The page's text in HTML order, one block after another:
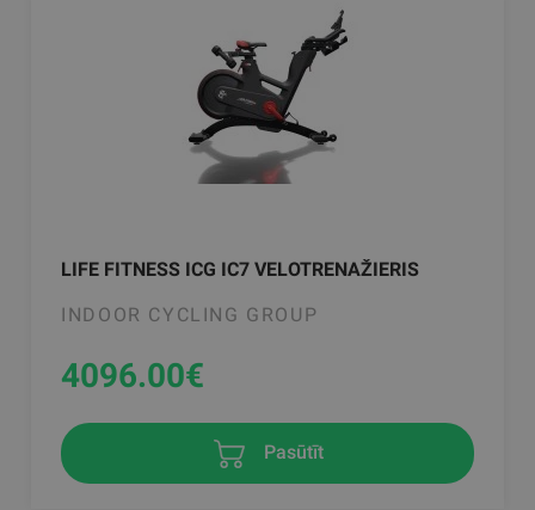
LIFE FITNESS ICG IC7 VELOTRENAŽIERIS
INDOOR CYCLING GROUP
4096.00€
Pasūtīt